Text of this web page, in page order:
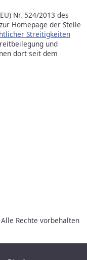
Nr. 524/2013 des
Homepage der Stelle
Streitigkeiten
und
dort seit dem
Rechte vorbehalten